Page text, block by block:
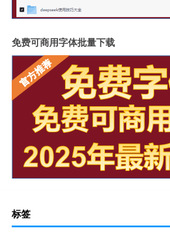
免费可商用字体批量下载
标签